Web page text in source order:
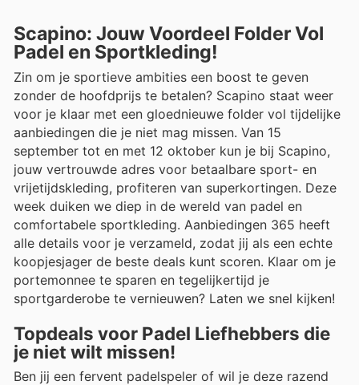
Scapino: Jouw Voordeel Folder Vol
Padel en Sportkleding!
Zin om je sportieve ambities een boost te geven
zonder de hoofdprijs te betalen? Scapino staat weer
voor je klaar met een gloednieuwe folder vol tijdelijke
aanbiedingen die je niet mag missen. Van 15
september tot en met 12 oktober kun je bij Scapino,
jouw vertrouwde adres voor betaalbare sport- en
vrijetijdskleding, profiteren van superkortingen. Deze
week duiken we diep in de wereld van padel en
comfortabele sportkleding. Aanbiedingen 365 heeft
alle details voor je verzameld, zodat jij als een echte
koopjesjager de beste deals kunt scoren. Klaar om je
portemonnee te sparen en tegelijkertijd je
sportgarderobe te vernieuwen? Laten we snel kijken!
Topdeals voor Padel Liefhebbers die
je niet wilt missen!
Ben jij een fervent padelspeler of wil je deze razend